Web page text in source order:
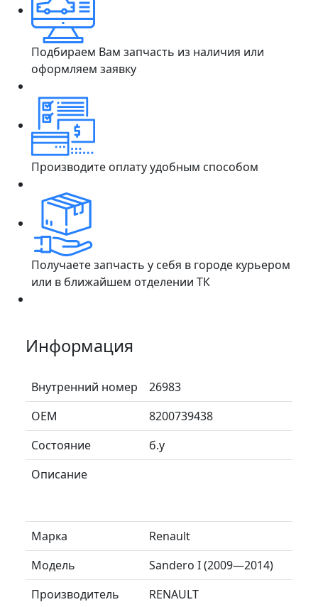
Подбираем Вам запчасть из наличия или
оформляем заявку
Производите оплату удобным способом
Получаете запчасть у себя в городе курьером
или в ближайшем отделении ТК
Информация
Внутренний номер
26983
ОЕМ
8200739438
Состояние
б.у
Описание
Марка
Renault
Модель
Sandero I (2009—2014)
Производитель
RENAULT